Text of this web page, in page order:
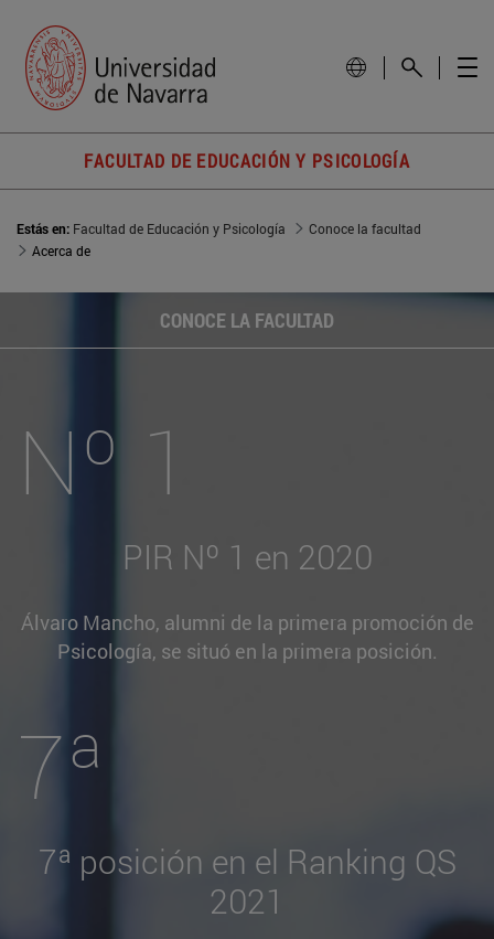
FACULTAD DE EDUCACIÓN Y PSICOLOGÍA
Estás en: Facultad de Educación y Psicología
Conoce la facultad
Acerca de
CONOCE LA FACULTAD
Nº 1
PIR Nº 1 en 2020
Álvaro Mancho, alumni de la primera promoción de
Psicología, se situó en la primera posición.
7ª
7ª posición en el Ranking QS
2021